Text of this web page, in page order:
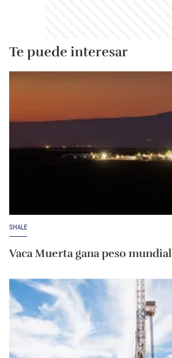
Te puede interesar
SHALE
Vaca Muerta gana peso mundial